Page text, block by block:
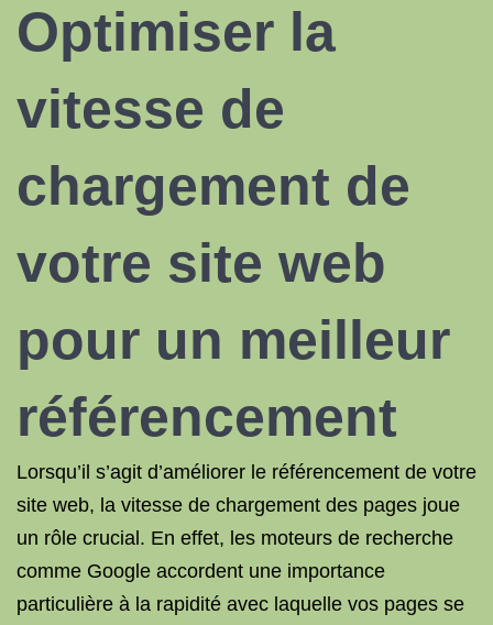
Optimiser la
vitesse de
chargement de
votre site web
pour un meilleur
référencement
Lorsqu’il s’agit d’améliorer le référencement de votre
site web, la vitesse de chargement des pages joue
un rôle crucial. En effet, les moteurs de recherche
comme Google accordent une importance
particulière à la rapidité avec laquelle vos pages se